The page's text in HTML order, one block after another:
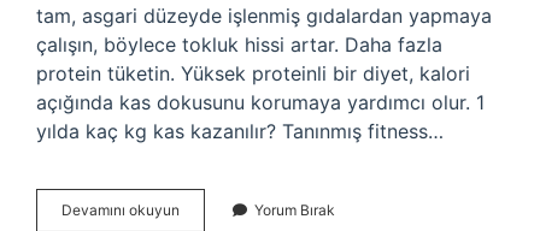
tam, asgari düzeyde işlenmiş gıdalardan yapmaya
çalışın, böylece tokluk hissi artar. Daha fazla
protein tüketin. Yüksek proteinli bir diyet, kalori
açığında kas dokusunu korumaya yardımcı olur. 1
yılda kaç kg kas kazanılır? Tanınmış fitness…
Devamını okuyun Yorum Bırak